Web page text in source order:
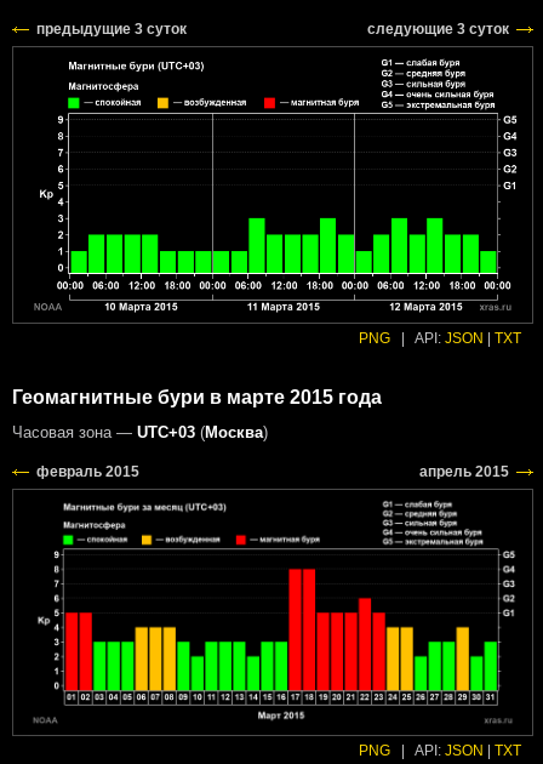
предыдущие 3 суток следующие 3 суток
PNG API: JSON TXT
Геомагнитные бури в марте 2015 года
Часовая зона — UTC+03 (Москва)
PNG API: JSON TXT